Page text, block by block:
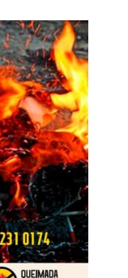
das condutas e
após as
interromper esse
o
e retirar da
utilizados
ocorrido em
localizada no
armados, que
incendiaram as
investigações,
e tiveram as
pela Justiça.
foram abordados
documentos de